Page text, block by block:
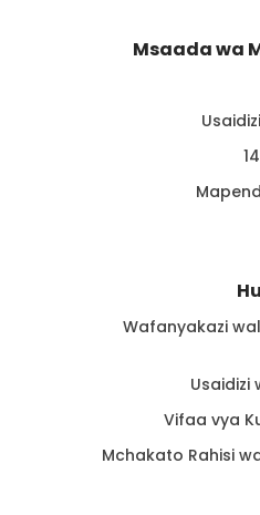
Msaada wa
Wafanyakazi
Usaidizi
Vifaa vya
Mchakato Rahisi